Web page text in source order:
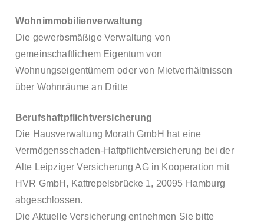
Wohnimmobilienverwaltung
Die gewerbsmäßige Verwaltung von
gemeinschaftlichem Eigentum von
Wohnungseigentümern oder von Mietverhältnissen
über Wohnräume an Dritte
Berufshaftpflichtversicherung
Die Hausverwaltung Morath GmbH hat eine
Vermögensschaden-Haftpflichtversicherung bei der
Alte Leipziger Versicherung AG in Kooperation mit
HVR GmbH, Kattrepelsbrücke 1, 20095 Hamburg
abgeschlossen.
Die Aktuelle Versicherung entnehmen Sie bitte